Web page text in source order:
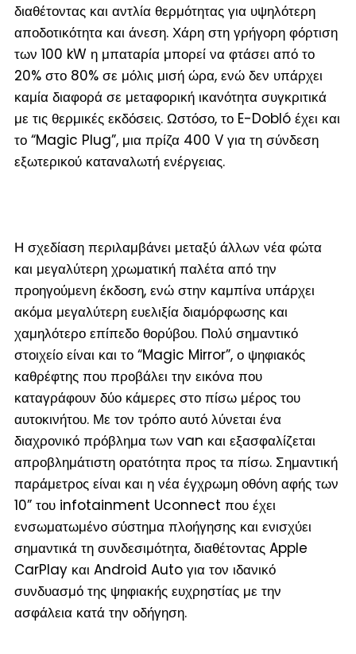
διαθέτοντας και αντλία θερμότητας για υψηλότερη
αποδοτικότητα και άνεση. Χάρη στη γρήγορη φόρτιση
των 100 kW η μπαταρία μπορεί να φτάσει από το
20% στο 80% σε μόλις μισή ώρα, ενώ δεν υπάρχει
καμία διαφορά σε μεταφορική ικανότητα συγκριτικά
με τις θερμικές εκδόσεις. Ωστόσο, το E-Dobló έχει και
το “Magic Plug”, μια πρίζα 400 V για τη σύνδεση
εξωτερικού καταναλωτή ενέργειας.
Η σχεδίαση περιλαμβάνει μεταξύ άλλων νέα φώτα
και μεγαλύτερη χρωματική παλέτα από την
προηγούμενη έκδοση, ενώ στην καμπίνα υπάρχει
ακόμα μεγαλύτερη ευελιξία διαμόρφωσης και
χαμηλότερο επίπεδο θορύβου. Πολύ σημαντικό
στοιχείο είναι και το “Magic Mirror”, ο ψηφιακός
καθρέφτης που προβάλει την εικόνα που
καταγράφουν δύο κάμερες στο πίσω μέρος του
αυτοκινήτου. Με τον τρόπο αυτό λύνεται ένα
διαχρονικό πρόβλημα των van και εξασφαλίζεται
απροβλημάτιστη ορατότητα προς τα πίσω. Σημαντική
παράμετρος είναι και η νέα έγχρωμη οθόνη αφής των
10” του infotainment Uconnect που έχει
ενσωματωμένο σύστημα πλοήγησης και ενισχύει
σημαντικά τη συνδεσιμότητα, διαθέτοντας Apple
CarPlay και Android Auto για τον ιδανικό
συνδυασμό της ψηφιακής ευχρηστίας με την
ασφάλεια κατά την οδήγηση.